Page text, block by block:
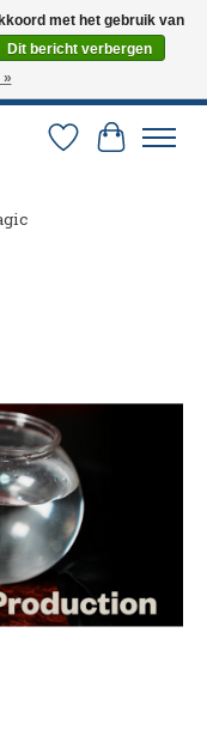
via PostNL en DHL.
te maken. 0251-
Verlanglijst
met het gebruik van
Dit bericht verbergen
»